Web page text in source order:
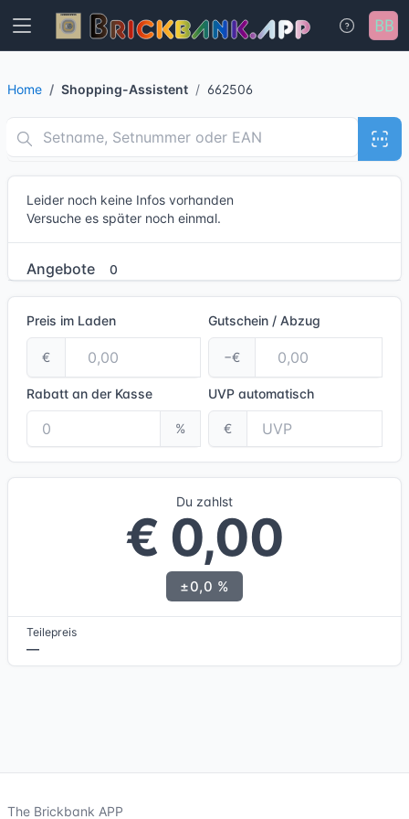
Home Shopping-Assistent 662506
Leider noch keine Infos vorhanden
Versuche es später noch einmal.
Angebote 0
Preis im Laden
€
Gutschein / Abzug
−€
Rabatt an der Kasse
%
UVP automatisch
€
Du zahlst
€ 0,00
±0,0 %
Teilepreis
—
The Brickbank APP